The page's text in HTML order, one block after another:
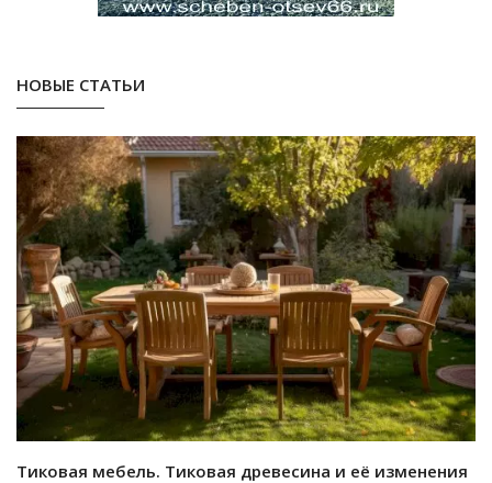
НОВЫЕ СТАТЬИ
Тиковая мебель. Тиковая древесина и её изменения